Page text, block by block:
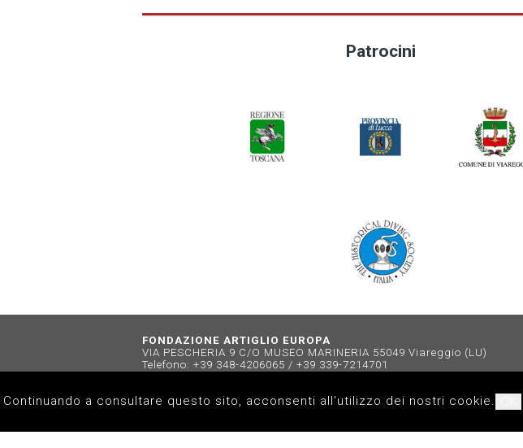
Patrocini
FONDAZIONE ARTIGLIO EUROPA
VIA PESCHERIA 9 C/O MUSEO MARINERIA 55049 Viareggio (LU)
Telefono: +39 348-4206065 / +39 339-7214701
Continuando a consultare questo sito, acconsenti all'utilizzo dei nostri cookie.